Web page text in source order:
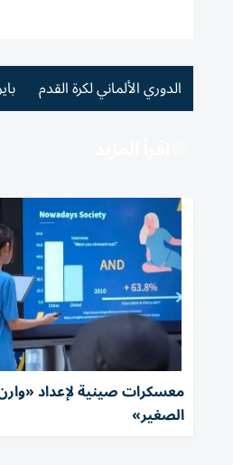
الدوري الألماني لكرة القدم
معسكرات صينية لإعداد
الصغير»